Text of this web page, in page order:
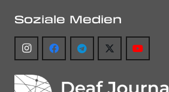
Soziale Medien